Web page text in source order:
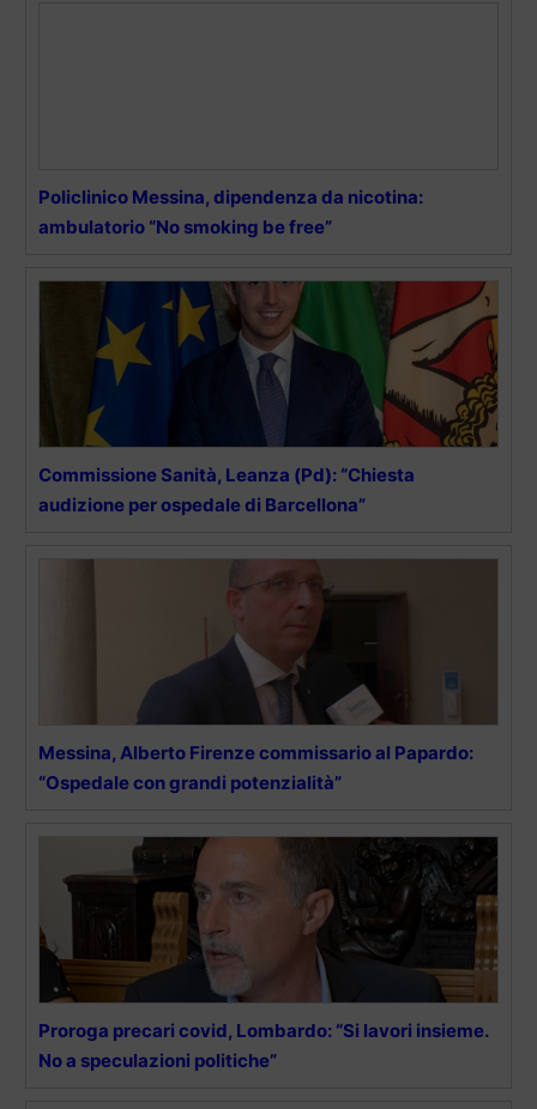
Policlinico Messina, dipendenza da nicotina:
ambulatorio “No smoking be free”
Commissione Sanità, Leanza (Pd): “Chiesta
audizione per ospedale di Barcellona”
Messina, Alberto Firenze commissario al Papardo:
“Ospedale con grandi potenzialità”
Proroga precari covid, Lombardo: “Si lavori insieme.
No a speculazioni politiche”